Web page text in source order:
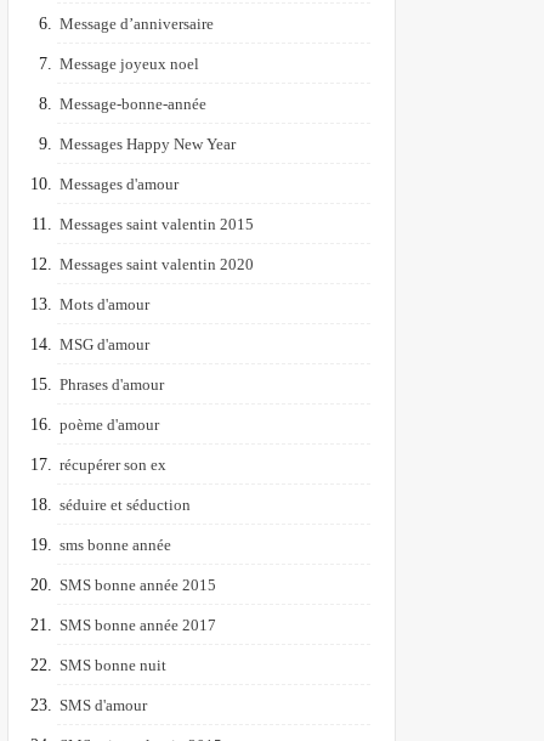
Message d’anniversaire
Message joyeux noel
Message-bonne-année
Messages Happy New Year
Messages d'amour
Messages saint valentin 2015
Messages saint valentin 2020
Mots d'amour
MSG d'amour
Phrases d'amour
poème d'amour
récupérer son ex
séduire et séduction
sms bonne année
SMS bonne année 2015
SMS bonne année 2017
SMS bonne nuit
SMS d'amour